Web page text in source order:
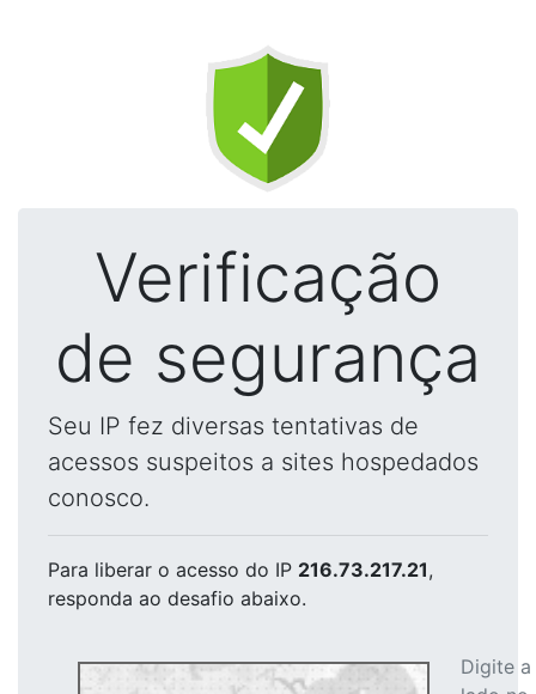
Verificação
de segurança
Seu IP fez diversas tentativas de
acessos suspeitos a sites hospedados
conosco.
Para liberar o acesso do IP 216.73.217.21,
responda ao desafio abaixo.
Digite